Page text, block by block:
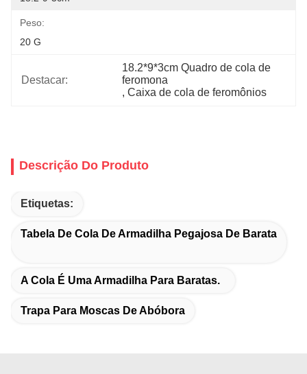
Peso:
20 G
Destacar:
18.2*9*3cm Quadro de cola de
feromona
, Caixa de cola de feromônios
Descrição Do Produto
Etiquetas:
Tabela De Cola De Armadilha Pegajosa De Barata
A Cola É Uma Armadilha Para Baratas.
Trapa Para Moscas De Abóbora